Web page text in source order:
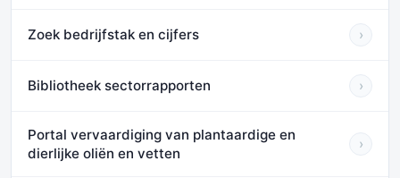
Zoek bedrijfstak en cijfers ›
Bibliotheek sectorrapporten ›
Portal vervaardiging van plantaardige en
dierlijke oliën en vetten
›